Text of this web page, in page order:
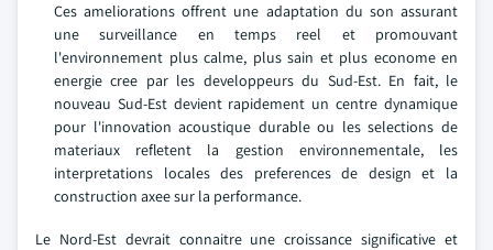
Ces ameliorations offrent une adaptation du son assurant
une surveillance en temps reel et promouvant
l'environnement plus calme, plus sain et plus econome en
energie cree par les developpeurs du Sud-Est. En fait, le
nouveau Sud-Est devient rapidement un centre dynamique
pour l'innovation acoustique durable ou les selections de
materiaux refletent la gestion environnementale, les
interpretations locales des preferences de design et la
construction axee sur la performance.
Le Nord-Est devrait connaitre une croissance significative et